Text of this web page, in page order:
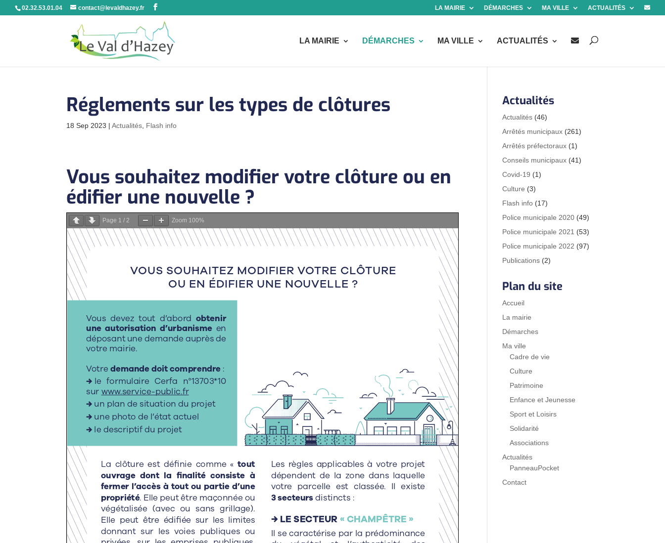
02.32.53.01.04 contact@levaldhazey.fr LA MAIRIE DÉMARCHES MA VILLE ACTUALITÉS
LA MAIRIE DÉMARCHES MA VILLE ACTUALITÉS
Réglements sur les types de clôtures
18 Sep 2023 |Actualités Flash info
Vous souhaitez modifier votre clôture ou en
édifier une nouvelle ?
Page 1 /2 Zoom 100%
Actualités
Actualités (46)
Arrêtés municipaux (261)
Arrêtés préfectoraux (1)
Conseils municipaux (41)
Covid-19 (1)
Culture (3)
Flash info (17)
Police municipale 2020 (49)
Police municipale 2021 (53)
Police municipale 2022 (97)
Publications (2)
Plan du site
Accueil
La mairie
Démarches
Ma ville
Cadre de vie
Culture
Patrimoine
Enfance et Jeunesse
Sport et Loisirs
Solidarité
Associations
Actualités
PanneauPocket
Contact